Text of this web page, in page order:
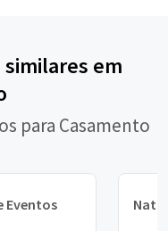
em
para Casamento
Eventos